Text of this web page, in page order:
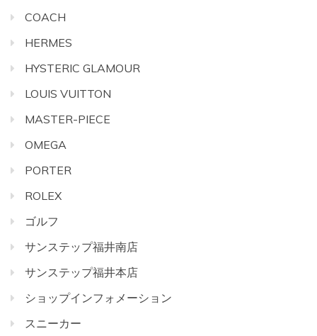
COACH
HERMES
HYSTERIC GLAMOUR
LOUIS VUITTON
MASTER-PIECE
OMEGA
PORTER
ROLEX
ゴルフ
サンステップ福井南店
サンステップ福井本店
ショップインフォメーション
スニーカー